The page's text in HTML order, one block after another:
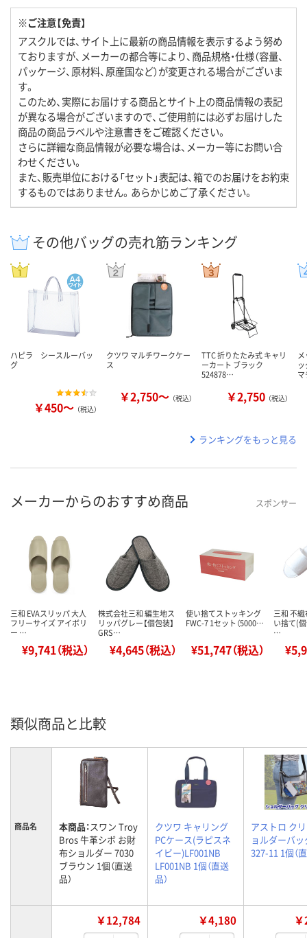
※ご注意【免責】
アスクルでは、サイト上に最新の商品情報を表示するよう努め
ておりますが、メーカーの都合等により、商品規格・仕様（容量、
パッケージ、原材料、原産国など）が変更される場合がございま
す。
このため、実際にお届けする商品とサイト上の商品情報の表記
が異なる場合がございますので、ご使用前には必ずお届けした
商品の商品ラベルや注意書きをご確認ください。
さらに詳細な商品情報が必要な場合は、メーカー等にお問い合
わせください。
また、販売単位における「セット」表記は、箱でのお届けをお約束
するものではありません。あらかじめご了承ください。
その他バッグの売れ筋ランキング
ハピラ シースルーバッ
グ
￥450～ （税込）
クツワ マルチワークケー
ス
￥2,750～ （税込）
TTC 折りたたみ式 キャリ
ーカート ブラック
524878…
￥2,750 （税込）
ランキングをもっと見る
メーカーからのおすすめ商品 スポンサー
三和 EVAスリッパ 大人
フリーサイズ アイボリ
ー …
¥9,741（税込）
株式会社三和 編生地ス
リッパグレー【個包装】
GRS…
¥4,645（税込）
使い捨てストッキング
FWC-7 1セット（5000…
¥51,747（税込）
三和 不
い捨て(
…
類似商品と比較
商品名 本商品：スワン Troy
Bros 牛革シボ お財
布ショルダー 7030
ブラウン 1個（直送
品）
クツワ キャリング
PCケース(ラピスネ
イビー)LF001NB
LF001NB 1個（直送
品）
アストロ ク
ョルダーバッ
327-11 1個（
￥12,784 ￥4,180